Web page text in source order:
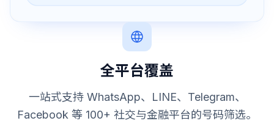
全平台覆盖
一站式支持 WhatsApp、LINE、Telegram、
Facebook 等 100+ 社交与金融平台的号码筛选。